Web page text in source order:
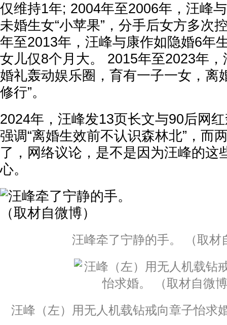
仅维持1年; 2004年至2006年，汪峰
未婚生女“小苹果”，分手后女方多次
年至2013年，汪峰与康作如隐婚6年
女儿仅8个月大。 2015年至2023年
婚礼轰动娱乐圈，育有一子一女，离
修行”。
2024年，汪峰发13页长文与90后网
强调“离婚生效前不认识森林北”，而
了，网络议论，是不是因为汪峰的这
心。
汪峰牵了宁静的手。 （取材
汪峰（左）用无人机载钻戒向章子怡求